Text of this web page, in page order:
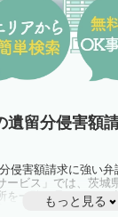
遺留分侵害額
侵害額請求に強い
ービス」では、茨城
を一覧で見ることが
は一度近隣の弁護士
もっと見る